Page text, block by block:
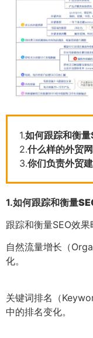
1.如何跟踪和衡量
2.什么样的外贸
3.你们负责外贸
1.如何跟踪和衡量
跟踪和衡量SEO效果
自然流量增长（
化。
关键词排名（
中的排名变化。